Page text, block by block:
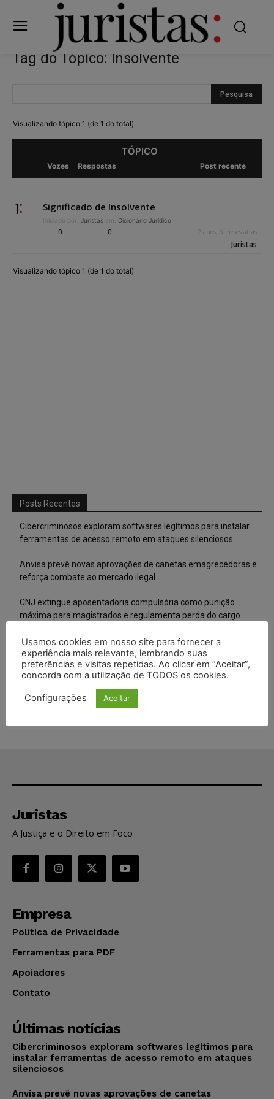
Tag do Tópico: Insolvente
Visualizando tópico 1 (de 1 do total)
TÓPICO
Vozes Respostas Post recente
Significado de Insolvente
Iniciado por: Juristas em: Dicionário Jurídico
0 0 2 anos, 6 meses atrás
Juristas
Visualizando tópico 1 (de 1 do total)
Posts Recentes
Cibercriminosos exploram softwares legítimos para instalar
ferramentas de acesso remoto em ataques silenciosos
Anvisa prevê novas aprovações de canetas emagrecedoras e
reforça combate ao mercado ilegal
CNJ extingue aposentadoria compulsória como punição
máxima para magistrados e regulamenta perda do cargo
Justiça de SP rejeita ação da família de Alexandre de Moraes
contra senador Alessandro Vieira
Conselho Nacional de Justiça determina afastamento da juíza
Gabriela Hardt por dois anos
Juristas
A Justiça e o Direito em Foco
Empresa
Política de Privacidade
Ferramentas para PDF
Apoiadores
Contato
Últimas notícias
Cibercriminosos exploram softwares legítimos para
instalar ferramentas de acesso remoto em ataques
silenciosos
Anvisa prevê novas aprovações de canetas
Usamos cookies em nosso site para fornecer a
experiência mais relevante, lembrando suas
preferências e visitas repetidas. Ao clicar em “Aceitar”,
concorda com a utilização de TODOS os cookies.
Configurações Aceitar